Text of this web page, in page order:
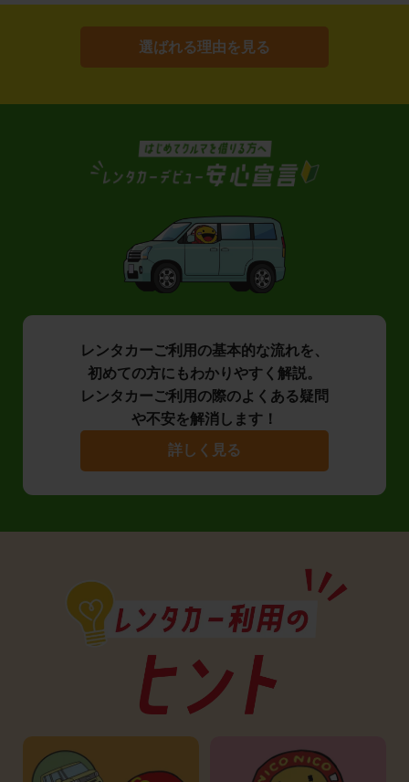
選ばれる理由を見る
レンタカーご利用の基本的な流れを、
初めての方にもわかりやすく解説。
レンタカーご利用の際のよくある疑問
や不安を解消します！
詳しく見る